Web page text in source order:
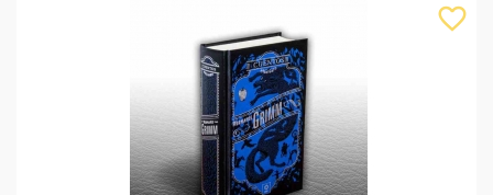
favorite_border